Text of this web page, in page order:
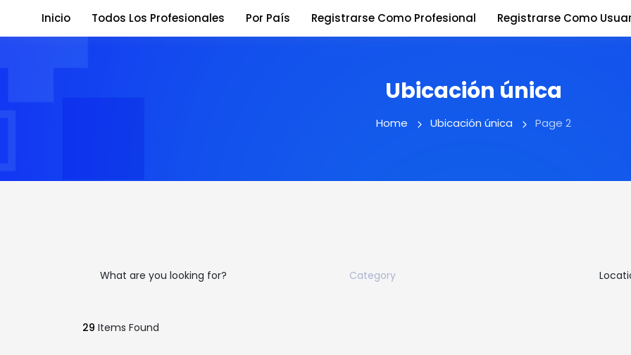
Inicio Todos Los Profesionales Por País Registrarse Como Profesional Registrarse Como
Ubicación única
Home Ubicación única Page 2
What are you looking for? Category
29 Items Found